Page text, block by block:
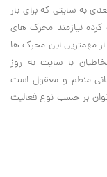
به سايتي که براي بار
کرده نيازمند محرک هاي
مهمترين اين محرک ها
با سايت به روز
منظم و معقول است
بر حسب نوع فعاليت